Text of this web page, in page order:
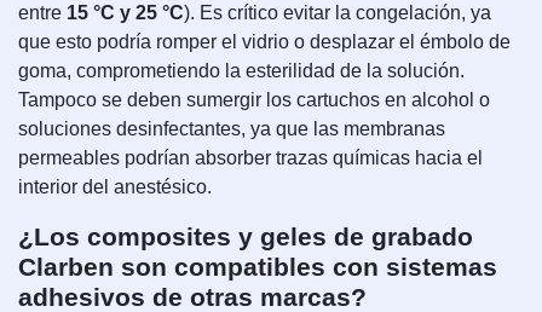
entre 15 °C y 25 °C). Es crítico evitar la congelación, ya
que esto podría romper el vidrio o desplazar el émbolo de
goma, comprometiendo la esterilidad de la solución.
Tampoco se deben sumergir los cartuchos en alcohol o
soluciones desinfectantes, ya que las membranas
permeables podrían absorber trazas químicas hacia el
interior del anestésico.
¿Los composites y geles de grabado
Clarben son compatibles con sistemas
adhesivos de otras marcas?